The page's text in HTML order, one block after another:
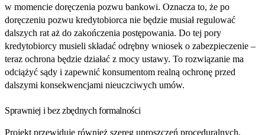
w momencie doręczenia pozwu bankowi. Oznacza to, że po
doręczeniu pozwu kredytobiorca nie będzie musiał regulować
dalszych rat aż do zakończenia postępowania. Do tej pory
kredytobiorcy musieli składać odrębny wniosek o zabezpieczenie –
teraz ochrona będzie działać z mocy ustawy. To rozwiązanie ma
odciążyć sądy i zapewnić konsumentom realną ochronę przed
dalszymi konsekwencjami nieuczciwych umów.
Sprawniej i bez zbędnych formalności
Projekt przewiduje również szereg uproszczeń proceduralnych,